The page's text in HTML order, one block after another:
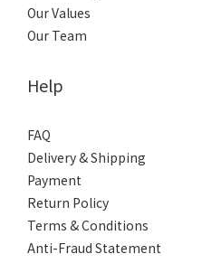
Our Values
Our Team
Help
FAQ
Delivery & Shipping
Payment
Return Policy
Terms & Conditions
Anti-Fraud Statement